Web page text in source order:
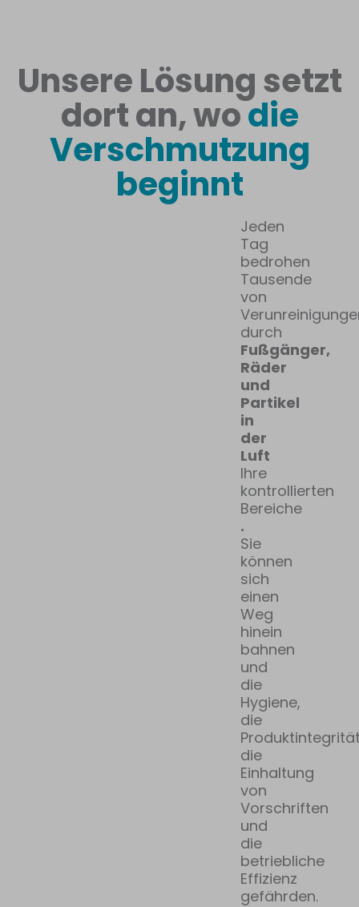
Unsere Lösung setzt
dort an, wodie
Verschmutzung
beginnt
Jeden
Tag
bedrohen
Tausende
von
durch
Fußgänger,
Räder
und
Partikel
in
der
Luft
Ihre
kontrollierten
Bereiche
.
Sie
können
sich
einen
Weg
hinein
bahnen
und
die
Hygiene,
die
die
Einhaltung
von
Vorschriften
und
die
betriebliche
Effizienz
gefährden.